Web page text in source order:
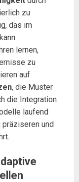
zu
das im
lernen,
zu
auf
, die Muster
die Integration
laufend
präziseren und